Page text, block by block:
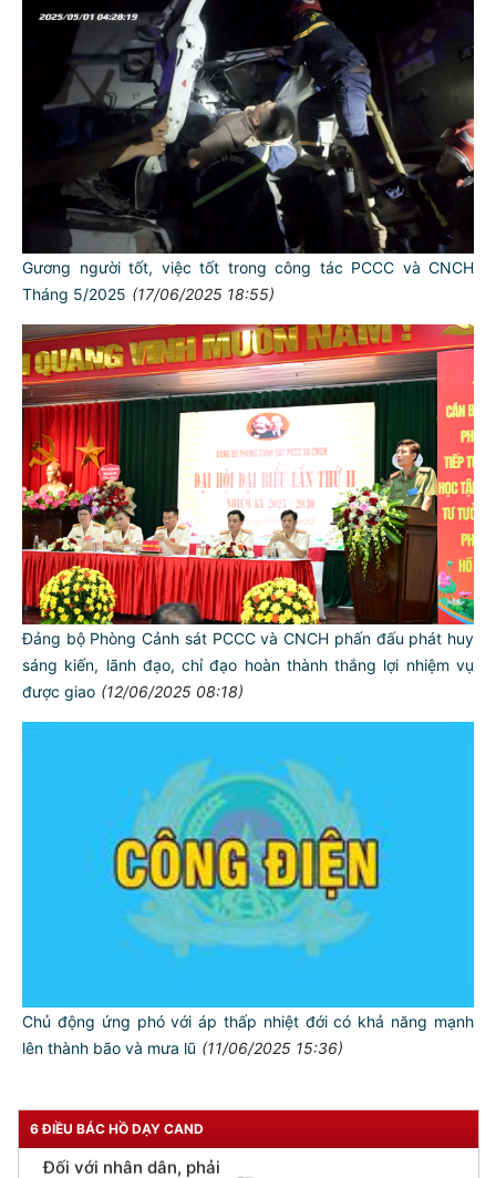
Gương người tốt, việc tốt trong công tác PCCC và CNCH
Tháng 5/2025 (17/06/2025 18:55)
Đảng bộ Phòng Cảnh sát PCCC và CNCH phấn đấu phát huy
sáng kiến, lãnh đạo, chỉ đạo hoàn thành thắng lợi nhiệm vụ
được giao (12/06/2025 08:18)
Chủ động ứng phó với áp thấp nhiệt đới có khả năng mạnh
lên thành bão và mưa lũ (11/06/2025 15:36)
6 ĐIỀU BÁC HỒ DẠY CAND
TƯ CÁCH
NGƯỜI CÔNG AN CÁCH MỆNH LÀ:
Đối với tự mình, phải
CẦN, KIỆM, LIÊM, CHÍNH
Đối với đồng sự, phải
Đối với chính phủ, phải
TUYỆT ĐỐI TRUNG THÀNH
KÍNH TRỌNG LỄ PHÉP
Đối với công việc, phải
TẬN TỤY